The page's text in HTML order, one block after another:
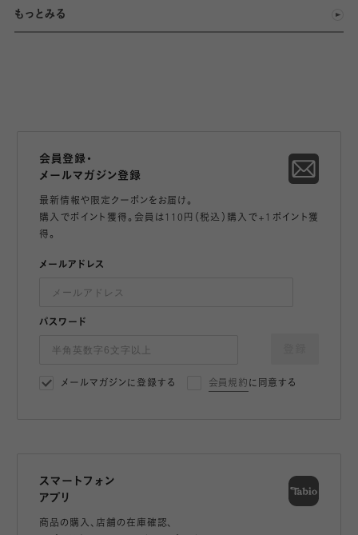
もっとみる
会員登録・
メールマガジン登録
最新情報や限定クーポンをお届け。
購入でポイント獲得。会員は110円（税込）購入で+1ポイント獲
得。
メールアドレス
パスワード
メールマガジンに登録する 会員規約 に同意する
スマートフォン
アプリ
商品の購入、店舗の在庫確認、